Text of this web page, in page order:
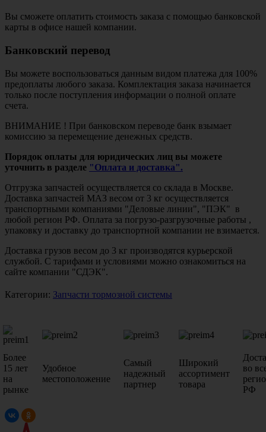
Вы сможете оплатить стоимость заказа с помощью банковской
карты в офисе нашей компании.
Банковский перевод
Вы можете воспользоваться данным видом платежа для 100%
предоплаты любого заказа. Комплектация заказа начинается
только после поступления информации о полной оплате
счета.
ВНИМАНИЕ ! При банковском переводе банк взымает
комиссию за перемещение денежных средств.
Порядок оплаты для юридических лиц вы можете
уточнить в разделе "Оплата и доставка".
Отгрузка запчастей осуществляется со склада в Москве.
Доставка запчастей МАЗ весом от 3 кг осуществляется
транспортными компаниями "Деловые линии", "ПЭК" в
любой регион РФ. Оплата за погрузо-разгрузочные работы ,
упаковку и доставку до транспортной компании не взимается.
Доставка грузов весом до 3 кг производятся курьерской
службой. С тарифами и условиями можно ознакомиться на
сайте компании "СДЭК".
Категории: Запчасти тормозной системы
Более
15 лет
на
рынке
Удобное
местоположение
Самый
надежный
партнер
Широкий
ассортимент
товара
во
РФ